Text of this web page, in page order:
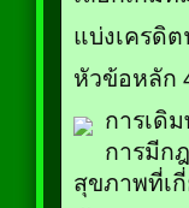
แบ่งเครดิ
หัวข้อหลัก
การเดิ
การมีก
สุขภาพที่เ